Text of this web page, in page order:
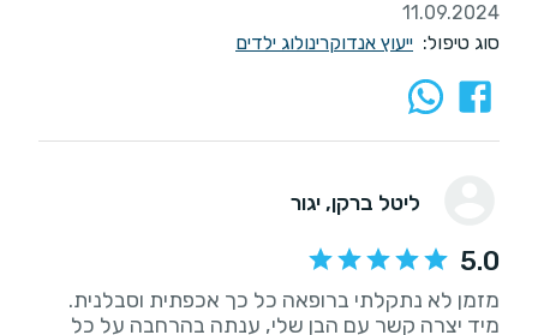
11.09.2024
סוג טיפול: ייעוץ אנדוקרינולוג ילדים
ליטל ברקן, יגור
5.0
מיד יצרה קשר עם הבן שלי, ענתה בהרחבה על כל